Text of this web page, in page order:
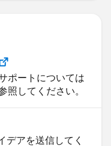
ポートについては
照してください。
アを送信してく